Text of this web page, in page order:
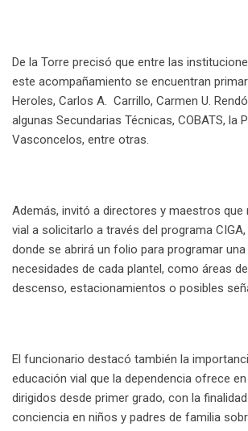
De la Torre precisó que entre las
este acompañamiento se encuentran
Heroles, Carlos A. Carrillo, Carmen U.
algunas Secundarias Técnicas, COBATS, la
Vasconcelos, entre otras.
Además, invitó a directores y maestros que
vial a solicitarlo a través del programa
donde se abrirá un folio para programar
necesidades de cada plantel, como áreas
descenso, estacionamientos o posibles
El funcionario destacó también la
educación vial que la dependencia ofrece
dirigidos desde primer grado, con la
conciencia en niños y padres de familia